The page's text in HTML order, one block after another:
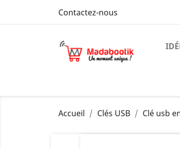
Contactez-nous
Accueil Clés USB Clé usb